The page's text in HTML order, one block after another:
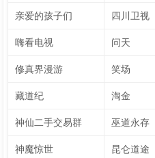
亲爱的孩子们
嗨看电视 问天
修真界漫游 笑场
藏道纪 淘金
神仙二手交易群 巫道永存
神魔惊世 昆仑道途